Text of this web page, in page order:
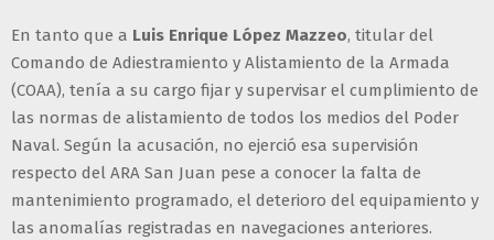
En tanto que a Luis Enrique López Mazzeo, titular del
Comando de Adiestramiento y Alistamiento de la Armada
(COAA), tenía a su cargo fijar y supervisar el cumplimiento de
las normas de alistamiento de todos los medios del Poder
Naval. Según la acusación, no ejerció esa supervisión
respecto del ARA San Juan pese a conocer la falta de
mantenimiento programado, el deterioro del equipamiento y
las anomalías registradas en navegaciones anteriores.